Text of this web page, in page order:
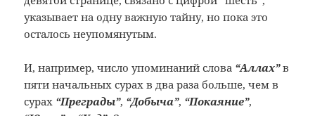
указывает на одну важную тайну, но пока это
осталось неупомянутым.
И, например, число упоминаний слова “Аллах”в
пяти начальных сурах в два раза больше, чем в
сурах “Преграды”, “Добыча”, “Покаяние”,